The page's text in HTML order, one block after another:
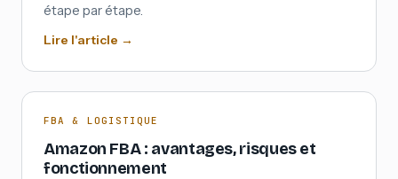
étape par étape.
Lire l'article →
FBA & LOGISTIQUE
Amazon FBA : avantages, risques et
fonctionnement